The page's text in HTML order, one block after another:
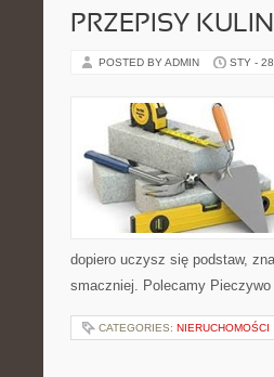
PRZEPISY
POSTED BY ADMIN STY -
dopiero uczysz się podstaw,
smaczniej. Polecamy
CATEGORIES: NIERUCHOMOŚCI